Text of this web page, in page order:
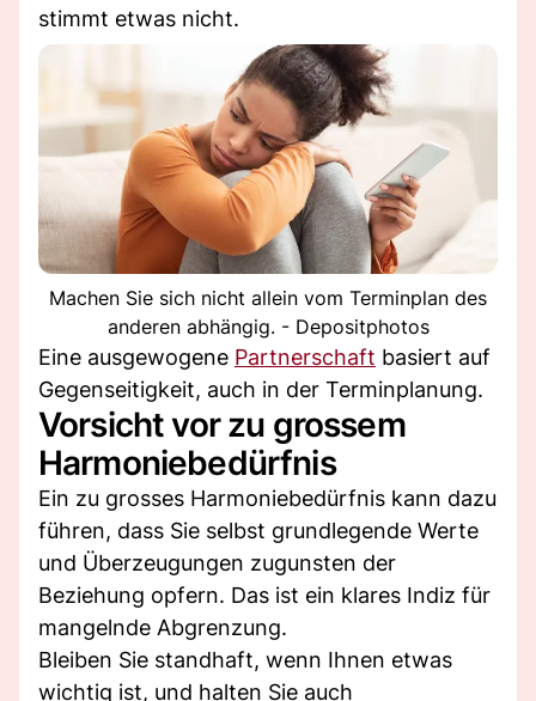
stimmt etwas nicht.
Machen Sie sich nicht allein vom Terminplan des
anderen abhängig. - Depositphotos
Eine ausgewogene Partnerschaft basiert auf
Gegenseitigkeit, auch in der Terminplanung.
Vorsicht vor zu grossem
Harmoniebedürfnis
Ein zu grosses Harmoniebedürfnis kann dazu
führen, dass Sie selbst grundlegende Werte
und Überzeugungen zugunsten der
Beziehung opfern. Das ist ein klares Indiz für
mangelnde Abgrenzung.
Bleiben Sie standhaft, wenn Ihnen etwas
wichtig ist, und halten Sie auch